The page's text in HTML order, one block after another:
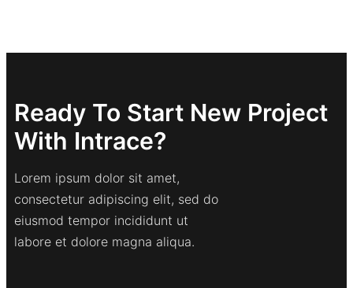
Ready To Start New Project
With Intrace?
Lorem ipsum dolor sit amet,
consectetur adipiscing elit, sed do
eiusmod tempor incididunt ut
labore et dolore magna aliqua.